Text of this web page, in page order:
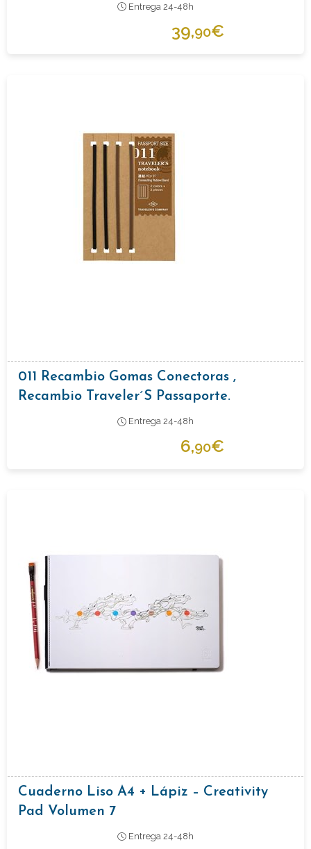
Entrega 24-48h
39,90€
011 Recambio Gomas Conectoras ,
Recambio Traveler´s Passaporte.
Entrega 24-48h
6,90€
Cuaderno Liso A4 + Lápiz – Creativity
Pad Volumen 7
Entrega 24-48h